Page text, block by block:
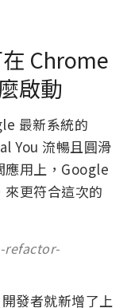
Chrome
啟動
最新系統的
You 流暢且圓滑
應用上，Google
更符合這次的
refactor-
發者就新增了上